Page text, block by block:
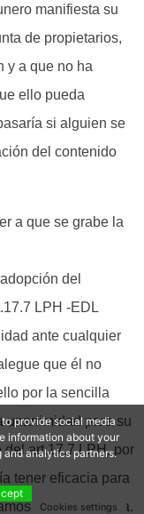
manifiesta su
de propietarios,
y a que no ha
ello pueda
si alguien se
del contenido
a que se grabe la
del
LPH -EDL
ante cualquier
que él no
por la sencilla
unanimidad para su
art.17.7 LPH, por
tener eficacia para
que prosperara.
provide social media
information about your
and analytics partners.
Cookies settings